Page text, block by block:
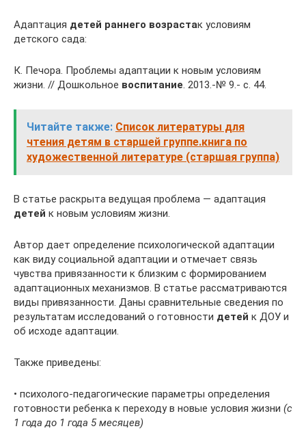
Адаптация детей раннего возрастак условиям
детского сада:
К. Печора. Проблемы адаптации к новым условиям
жизни. // Дошкольное воспитание. 2013.-№ 9.- с. 44.
Читайте также: Список литературы для
чтения детям в старшей группе.книга по
художественной литературе (старшая группа)
В статье раскрыта ведущая проблема — адаптация
детей к новым условиям жизни.
Автор дает определение психологической адаптации
как виду социальной адаптации и отмечает связь
чувства привязанности к близким с формированием
адаптационных механизмов. В статье рассматриваются
виды привязанности. Даны сравнительные сведения по
результатам исследований о готовности детей к ДОУ и
об исходе адаптации.
Также приведены:
• психолого-педагогические параметры определения
готовности ребенка к переходу в новые условия жизни (с
1 года до 1 года 5 месяцев)